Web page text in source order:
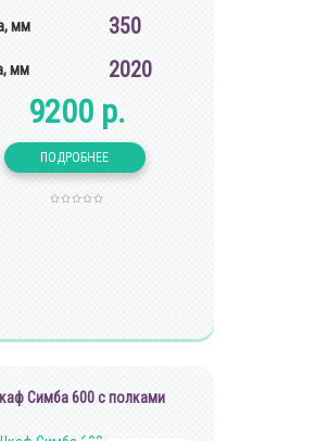
мм 350
мм 2020
9200 р.
Симба 600 с полками